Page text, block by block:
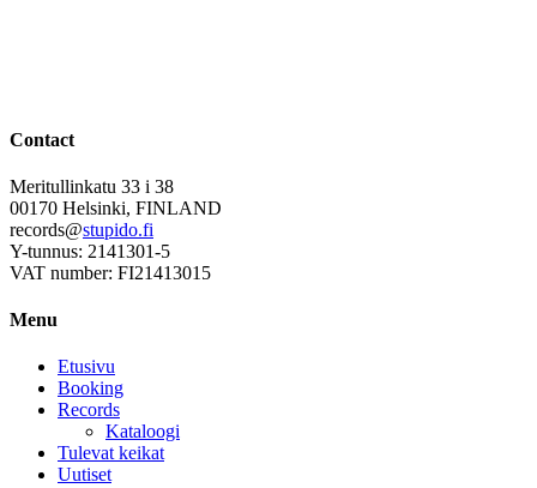
Contact
Meritullinkatu 33 i 38
00170 Helsinki, FINLAND
records@stupido.fi
Y-tunnus: 2141301-5
VAT number: FI21413015
Menu
Etusivu
Booking
Records
Kataloogi
Tulevat keikat
Uutiset